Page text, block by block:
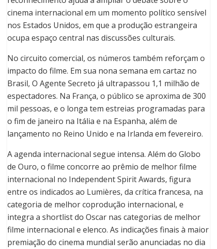
cinema internacional em um momento político sensível
nos Estados Unidos, em que a produção estrangeira
ocupa espaço central nas discussões culturais.
No circuito comercial, os números também reforçam o
impacto do filme. Em sua nona semana em cartaz no
Brasil, O Agente Secreto já ultrapassou 1,1 milhão de
espectadores. Na França, o público se aproxima de 300
mil pessoas, e o longa tem estreias programadas para
o fim de janeiro na Itália e na Espanha, além de
lançamento no Reino Unido e na Irlanda em fevereiro.
A agenda internacional segue intensa. Além do Globo
de Ouro, o filme concorre ao prêmio de melhor filme
internacional no Independent Spirit Awards, figura
entre os indicados ao Lumières, da crítica francesa, na
categoria de melhor coprodução internacional, e
integra a shortlist do Oscar nas categorias de melhor
filme internacional e elenco. As indicações finais à maior
premiação do cinema mundial serão anunciadas no dia